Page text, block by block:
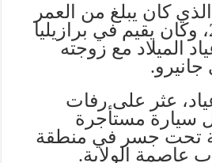
كان يبلغ من العمر
59 عاما في 2016، وكان يقيم في برازيليا
الميلاد مع زوجته
جانيرو.
عثر على رفات
سيارة مستأجرة
تحت جسر في منطقة
عاصمة الولاية.